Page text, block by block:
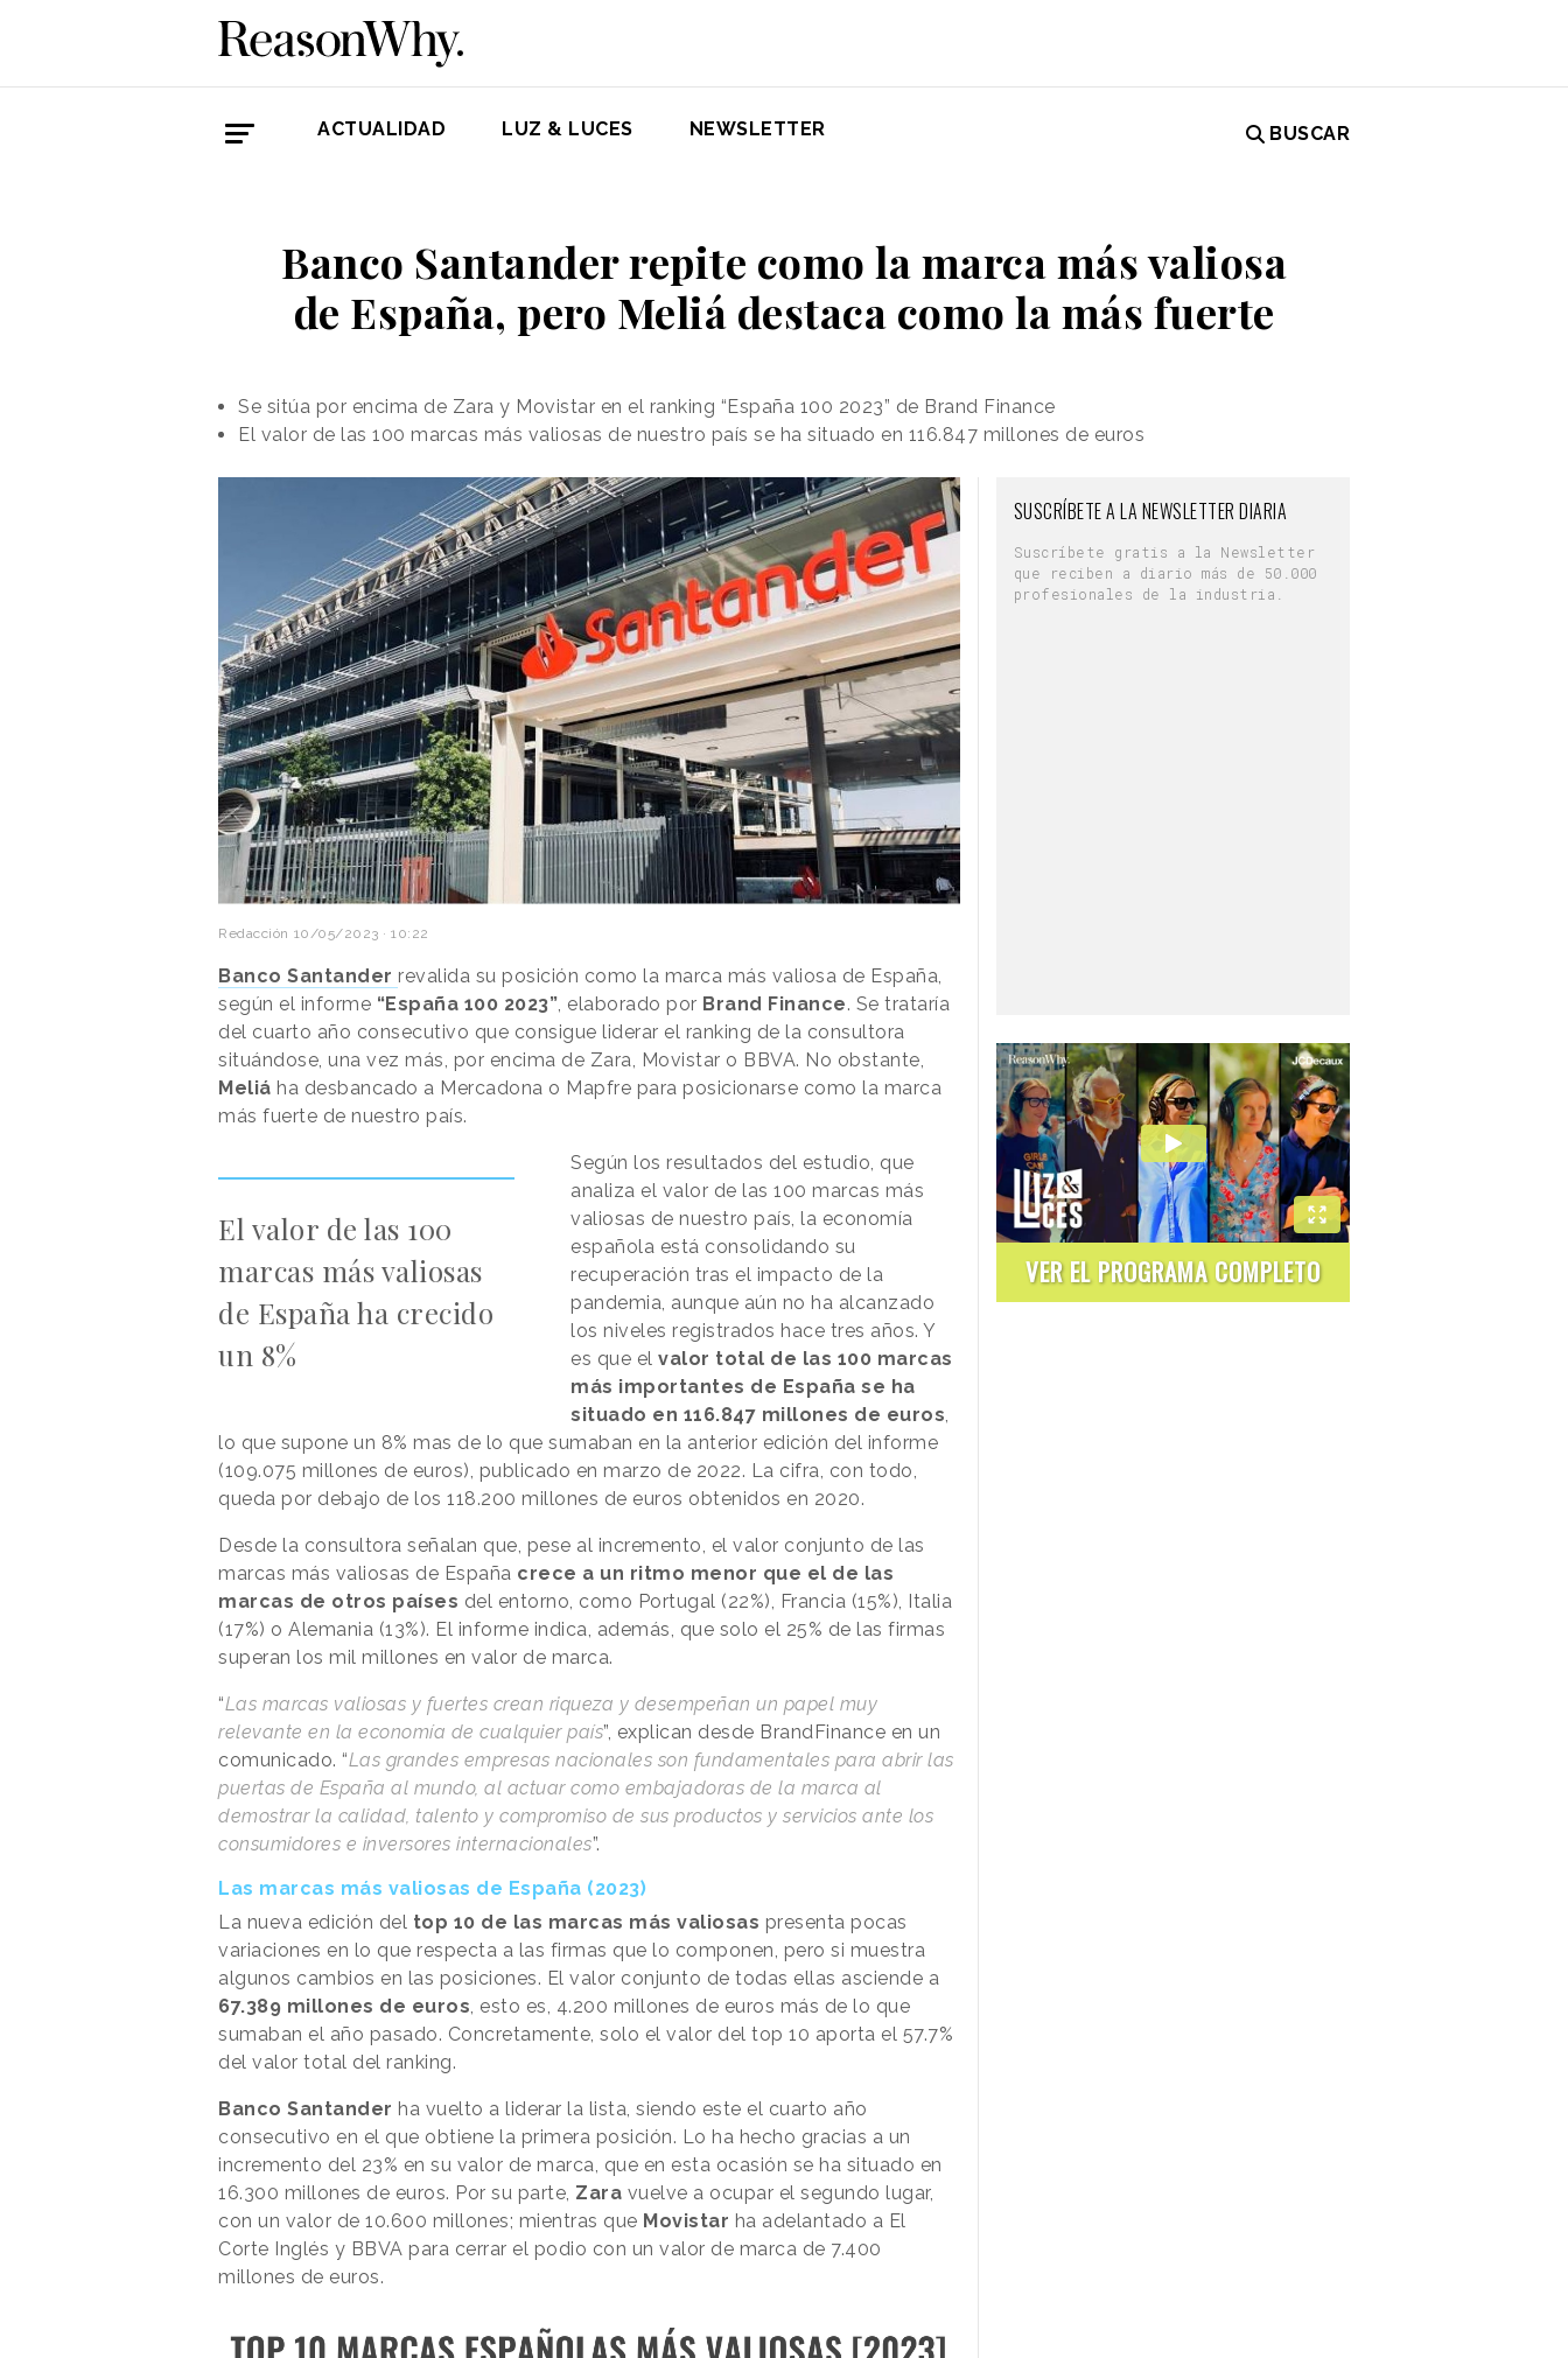
ACTUALIDAD LUZ & LUCES NEWSLETTER BUSCAR
Banco Santander repite como la marca más valiosa
de España, pero Meliá destaca como la más fuerte
Se sitúa por encima de Zara y Movistar en el ranking “España 100 2023” de Brand Finance
El valor de las 100 marcas más valiosas de nuestro país se ha situado en 116.847 millones de euros
Redacción 10/05/2023 · 10:22
Banco Santander revalida su posición como la marca más valiosa de España,
según el informe “España 100 2023”, elaborado por Brand Finance. Se trataría
del cuarto año consecutivo que consigue liderar el ranking de la consultora
situándose, una vez más, por encima de Zara, Movistar o BBVA. No obstante,
Meliá ha desbancado a Mercadona o Mapfre para posicionarse como la marca
más fuerte de nuestro país.
El valor de las 100
marcas más valiosas
de España ha crecido
un 8%
Según los resultados del estudio, que
analiza el valor de las 100 marcas más
valiosas de nuestro país, la economía
española está consolidando su
recuperación tras el impacto de la
pandemia, aunque aún no ha alcanzado
los niveles registrados hace tres años. Y
es que elvalor total de las 100 marcas
más importantes de España se ha
situado en 116.847 millones de euros,
lo que supone un 8% mas de lo que sumaban en la anterior edición del informe
(109.075 millones de euros), publicado en marzo de 2022. La cifra, con todo,
queda por debajo de los 118.200 millones de euros obtenidos en 2020.
Desde la consultora señalan que, pese al incremento, el valor conjunto de las
marcas más valiosas de España crece a un ritmo menor que el de las
marcas de otros países del entorno, como Portugal (22%), Francia (15%), Italia
(17%) o Alemania (13%). El informe indica, además, que solo el 25% de las firmas
superan los mil millones en valor de marca.
“Las marcas valiosas y fuertes crean riqueza y desempeñan un papel muy
relevante en la economía de cualquier país”, explican desde BrandFinance en un
comunicado. “Las grandes empresas nacionales son fundamentales para abrir las
puertas de España al mundo, al actuar como embajadoras de la marca al
demostrar la calidad, talento y compromiso de sus productos y servicios ante los
consumidores e inversores internacionales”.
Las marcas más valiosas de España (2023)
La nueva edición del top 10 de las marcas más valiosas presenta pocas
variaciones en lo que respecta a las firmas que lo componen, pero si muestra
algunos cambios en las posiciones. El valor conjunto de todas ellas asciende a
67.389 millones de euros, esto es, 4.200 millones de euros más de lo que
sumaban el año pasado. Concretamente, solo el valor del top 10 aporta el 57.7%
del valor total del ranking.
Banco Santander ha vuelto a liderar la lista, siendo este el cuarto año
consecutivo en el que obtiene la primera posición. Lo ha hecho gracias a un
incremento del 23% en su valor de marca, que en esta ocasión se ha situado en
16.300 millones de euros. Por su parte, Zara vuelve a ocupar el segundo lugar,
con un valor de 10.600 millones; mientras que Movistar ha adelantado a El
Corte Inglés y BBVA para cerrar el podio con un valor de marca de 7.400
millones de euros.
SUSCRÍBETE A LA NEWSLETTER DIARIA
Suscríbete gratis a la Newsletter
que reciben a diario más de 50.000
profesionales de la industria.
VER EL PROGRAMA COMPLETO